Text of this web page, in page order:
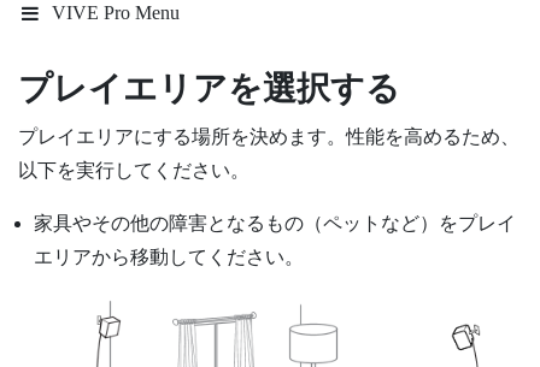
VIVE Pro Menu
プレイエリアを選択する
プレイエリアにする場所を決めます。性能を高めるため、
以下を実行してください。
家具やその他の障害となるもの（ペットなど）をプレイ
エリアから移動してください。